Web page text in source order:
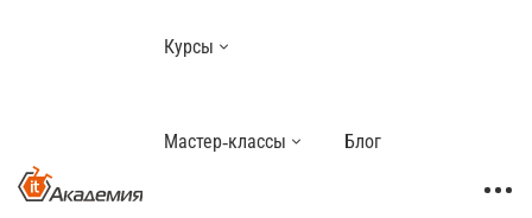
Курсы
Мастер-классы Блог